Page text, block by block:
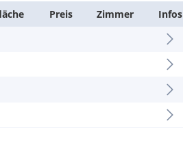
Preis Zimmer Infos